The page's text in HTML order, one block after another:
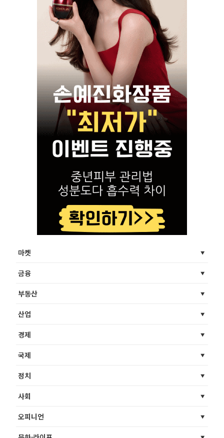
마켓
금융
부동산
산업
경제
국제
정치
사회
오피니언